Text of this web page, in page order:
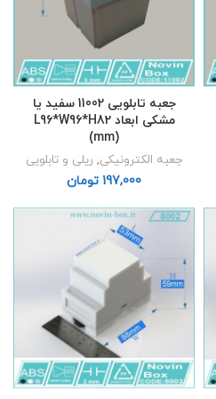
جعبه تابلویی 11002 سفید یا
مشکی ابعاد L96*W96*H82
(mm)
جعبه الکترونیکی, ریلی و تابلویی
تومان